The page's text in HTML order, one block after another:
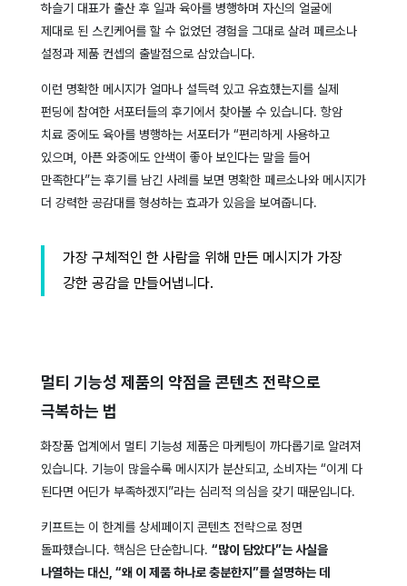
하슬기 대표가 출산 후 일과 육아를 병행하며 자신의 얼굴에
제대로 된 스킨케어를 할 수 없었던 경험을 그대로 살려 페르소나
설정과 제품 컨셉의 출발점으로 삼았습니다.
이런 명확한 메시지가 얼마나 설득력 있고 유효했는지를 실제
펀딩에 참여한 서포터들의 후기에서 찾아볼 수 있습니다. 항암
치료 중에도 육아를 병행하는 서포터가 “편리하게 사용하고
있으며, 아픈 와중에도 안색이 좋아 보인다는 말을 들어
만족한다”는 후기를 남긴 사례를 보면 명확한 페르소나와 메시지가
더 강력한 공감대를 형성하는 효과가 있음을 보여줍니다.
가장 구체적인 한 사람을 위해 만든 메시지가 가장
강한 공감을 만들어냅니다.
멀티 기능성 제품의 약점을 콘텐츠 전략으로
극복하는 법
화장품 업계에서 멀티 기능성 제품은 마케팅이 까다롭기로 알려져
있습니다. 기능이 많을수록 메시지가 분산되고, 소비자는 “이게 다
된다면 어딘가 부족하겠지”라는 심리적 의심을 갖기 때문입니다.
키프트는 이 한계를 상세페이지 콘텐츠 전략으로 정면
돌파했습니다. 핵심은 단순합니다. “많이 담았다”는 사실을
나열하는 대신, “왜 이 제품 하나로 충분한지”를 설명하는 데